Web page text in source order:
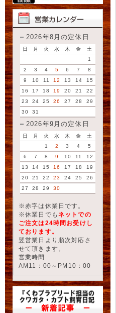
2026年8月の定休日
日 月 火 水 木 金
土
1
2
3 4 5 6 7
8
9
10 11 12 13 14
15
16
17 18 19 20 21
22
23
24 25 26 27 28
29
30
31
2026年9月の定休日
日 月 火 水 木 金
土
1
2 3 4
5
6
7 8 9 10 11
12
13
14 15 16 17 18
19
20
21 22 23 24 25
26
27
28 29 30
※赤字は休業日です。
※休業日でも ネットでの
ご注文は24時間お受けし
ております。
翌営業日より順次対応さ
せて頂きます。
営業時間
AM11：00～PM10：00